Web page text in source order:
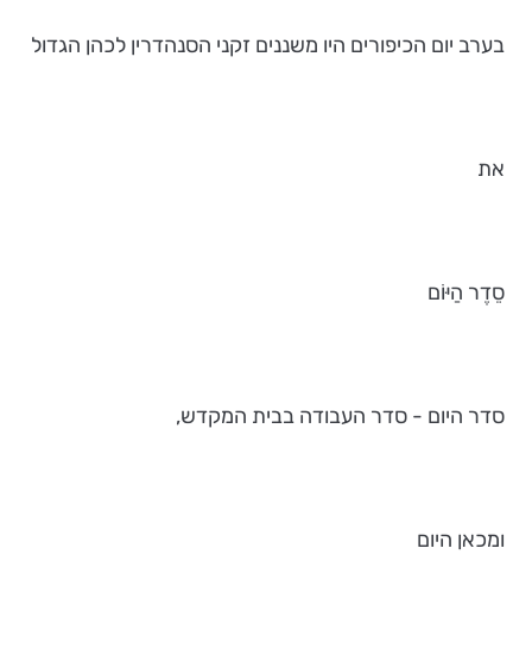
בערב יום הכיפורים היו משננים זקני הסנהדרין לכהן הגדול
את
סֵדֶר הַיּוֹם
סדר היום - סדר העבודה בבית המקדש,
ומכאן היום